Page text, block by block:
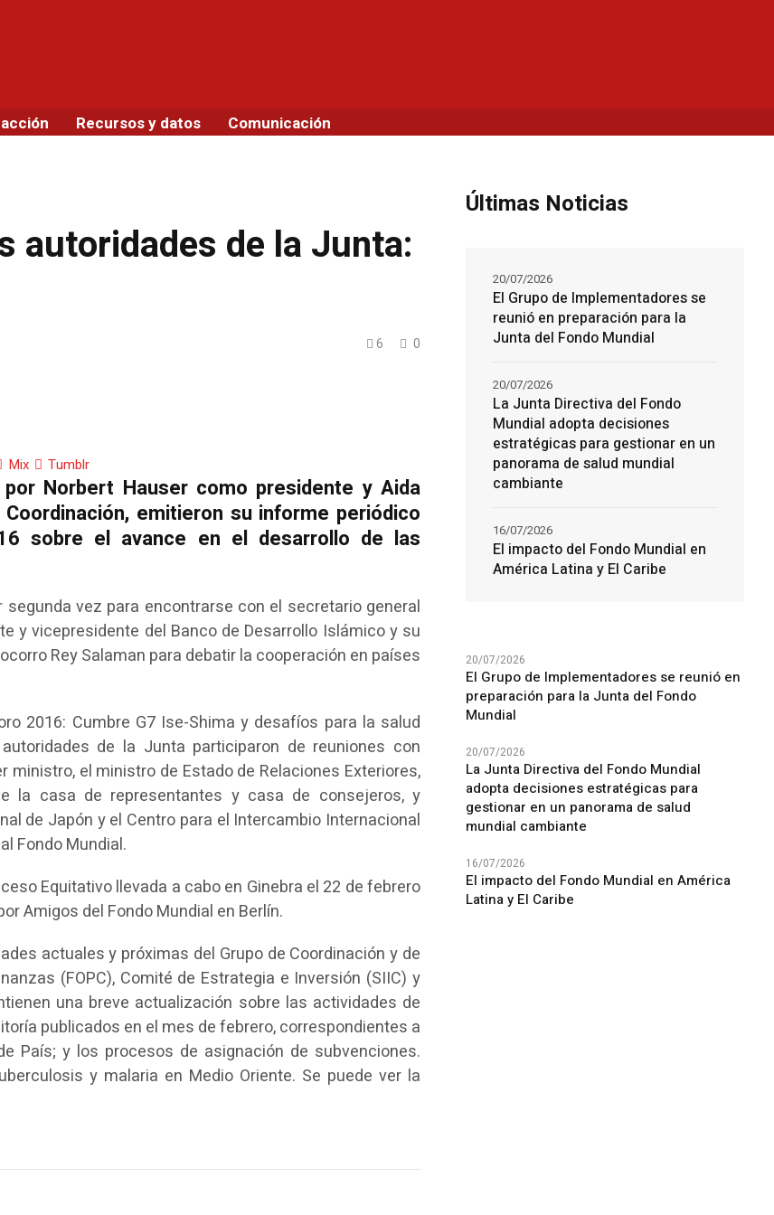
Recursos y datos Comunicación
autoridades de la Junta:
6 0
Mix Tumblr
Norbert Hauser como presidente y Aida
emitieron su informe periódico
sobre el avance en el desarrollo de las
vez para encontrarse con el secretario general
y vicepresidente del Banco de Desarrollo Islámico y su
Rey Salaman para debatir la cooperación en países
2016: Cumbre G7 Ise-Shima y desafíos para la salud
de la Junta participaron de reuniones con
el ministro de Estado de Relaciones Exteriores,
la casa de representantes y casa de consejeros, y
de Japón y el Centro para el Intercambio Internacional
Fondo Mundial.
Equitativo llevada a cabo en Ginebra el 22 de febrero
Amigos del Fondo Mundial en Berlín.
actuales y próximas del Grupo de Coordinación y de
(FOPC), Comité de Estrategia e Inversión (SIIC) y
una breve actualización sobre las actividades de
publicados en el mes de febrero, correspondientes a
País; y los procesos de asignación de subvenciones.
y malaria en Medio Oriente. Se puede ver la
Últimas Noticias
El Grupo de Implementadores se
reunió en preparación para la
Junta del Fondo Mundial
20/07/2026
La Junta Directiva del Fondo
Mundial adopta decisiones
estratégicas para gestionar en un
panorama de salud mundial
cambiante
20/07/2026
El impacto del Fondo Mundial en
América Latina y El Caribe
16/07/2026
20/07/2026
El Grupo de Implementadores se reunió en
preparación para la Junta del Fondo
Mundial
20/07/2026
La Junta Directiva del Fondo Mundial
adopta decisiones estratégicas para
gestionar en un panorama de salud
mundial cambiante
16/07/2026
El impacto del Fondo Mundial en América
Latina y El Caribe